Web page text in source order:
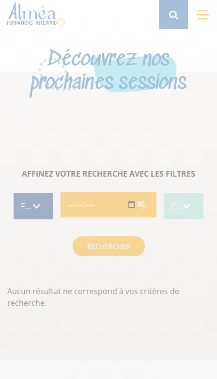
Search
Découvrez nos
prochaines sessions
AFFINEZ VOTRE RECHERCHE AVEC LES FILTRES
RECHERCHER
Aucun résultat ne correspond à vos critères de
recherche.